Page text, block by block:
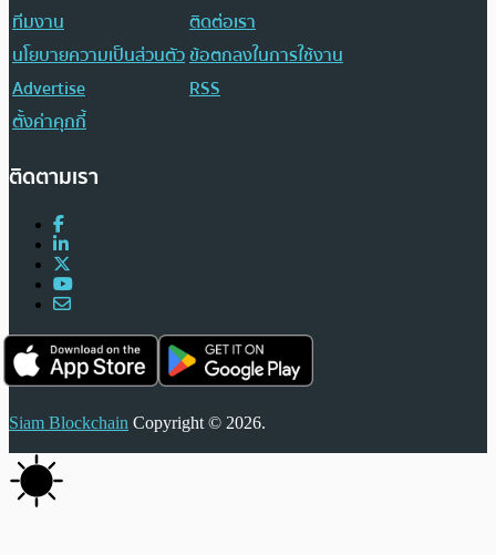
ทีมงาน
ติดต่อเรา
นโยบายความเป็นส่วนตัวข้อตกลงในการใช้งาน
Advertise
RSS
ตั้งค่าคุกกี้
ติดตามเรา
Siam Blockchain Copyright © 2026.